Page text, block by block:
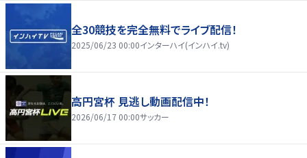
全30競技を完全無料でライブ配信！
2025/06/23 00:00インターハイ(インハイ.tv)
高円宮杯 見逃し動画配信中！
2026/06/17 00:00サッカー